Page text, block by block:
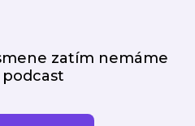
zatím nemáme